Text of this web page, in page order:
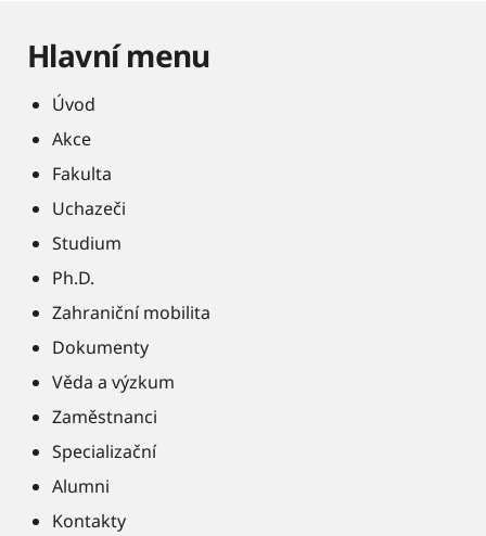
Hlavní menu
Úvod
Akce
Fakulta
Uchazeči
Studium
Ph.D.
Zahraniční mobilita
Dokumenty
Věda a výzkum
Zaměstnanci
Specializační
Alumni
Kontakty